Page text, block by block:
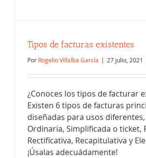
Tipos de facturas existentes
Por Rogelio Villalba García | 27 julio, 2021
¿Conoces los tipos de facturar
Existen 6 tipos de facturas
diseñadas para usos
Ordinaria, Simplificada o ticket,
Rectificativa, Recapitulativa y
¡Úsalas adecuádamente!
Cómo evitar cometer